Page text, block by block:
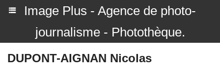
Image Plus - Agence de photo-
journalisme - Photothèque.
DUPONT-AIGNAN Nicolas